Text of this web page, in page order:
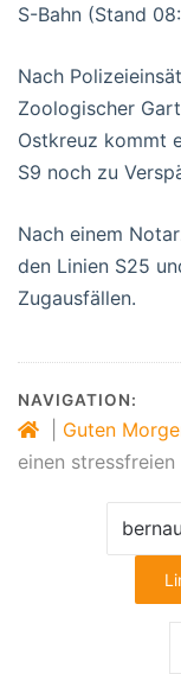
S-Bahn (Stand
Nach
Zoologischer
Ostkreuz kommt
S9 noch zu
Nach einem
den Linien S25
Zugausfällen.
NAVIGATION:
Guten
einen